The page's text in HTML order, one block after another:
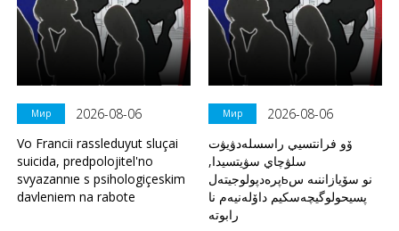
Мир
2026-08-06
Vo Francii rassleduyut sluçai
suicida, predpolojitel'no
svyazannıe s psihologiçeskim
davleniem na rabote
Мир
2026-08-06
ۆو فرانتسيي راسسلەدۋيۋت
سلۋچاي سۋيتسيدا,
پرەدپولوجيتەلьنو سۆيازاننىە س
پسيحولوگيچەسكيم داۆلەنيەم نا
رابوتە